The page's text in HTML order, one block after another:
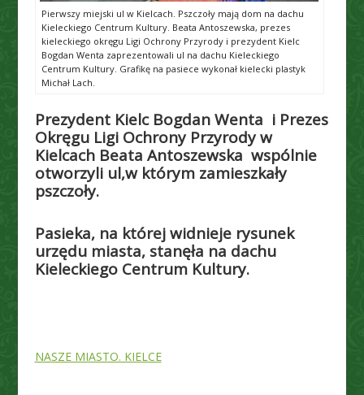
Pierwszy miejski ul w Kielcach. Pszczoły mają dom na dachu
Kieleckiego Centrum Kultury. Beata Antoszewska, prezes
kieleckiego okręgu Ligi Ochrony Przyrody i prezydent Kielc
Bogdan Wenta zaprezentowali ul na dachu Kieleckiego
Centrum Kultury. Grafikę na pasiece wykonał kielecki plastyk
Michał Lach.
Prezydent Kielc Bogdan Wenta i Prezes
Okręgu Ligi Ochrony Przyrody w
Kielcach Beata Antoszewska wspólnie
otworzyli ul,w którym zamieszkały
pszczoły.
Pasieka, na której widnieje rysunek
urzędu miasta, stanęła na dachu
Kieleckiego Centrum Kultury.
NASZE MIASTO. KIELCE